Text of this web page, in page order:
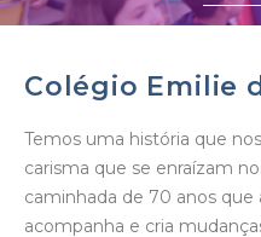
Colégio Emilie
Temos uma história que
carisma que se enraízam
caminhada de 70 anos que
acompanha e cria